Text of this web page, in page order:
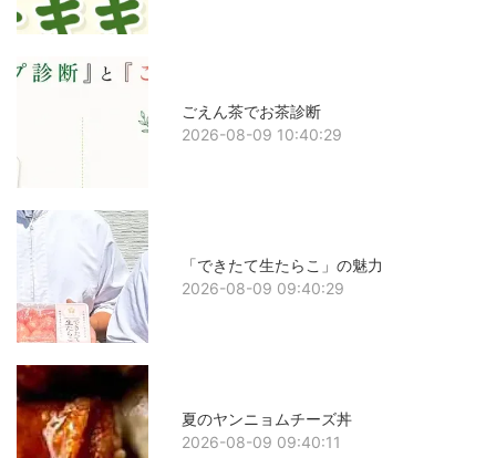
ごえん茶でお茶診断
2026-08-09 10:40:29
「できたて生たらこ」の魅力
2026-08-09 09:40:29
夏のヤンニョムチーズ丼
2026-08-09 09:40:11